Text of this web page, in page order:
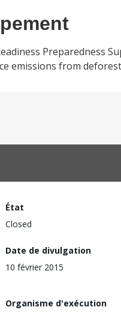
Preparedness
emissions from
État
Closed
Date de divulgation
10 février 2015
Organisme d'exécution